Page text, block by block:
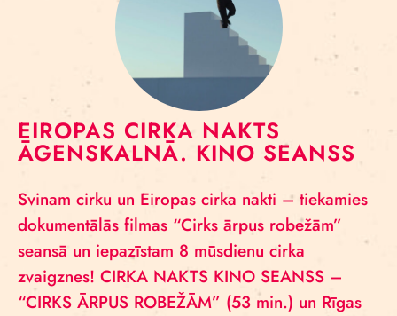
EIROPAS CIRKA NAKTS
ĀGENSKALNĀ. KINO SEANSS
Svinam cirku un Eiropas cirka nakti – tiekamies
dokumentālās filmas “Cirks ārpus robežām”
seansā un iepazīstam 8 mūsdienu cirka
zvaigznes! CIRKA NAKTS KINO SEANSS –
“CIRKS ĀRPUS ROBEŽĀM” (53 min.) un Rīgas